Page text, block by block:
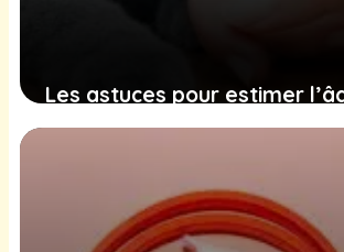
Les astuces pour estimer
votre chat et comprendre
10 décembre 2024